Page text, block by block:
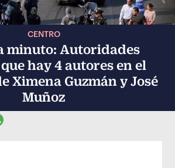
CENTRO
minuto: Autoridades
hay 4 autores en el
Ximena Guzmán y José
Muñoz
actual mediante Email
actual mediante Facebook
el artículo actual mediante Twitter
el artículo actual mediante